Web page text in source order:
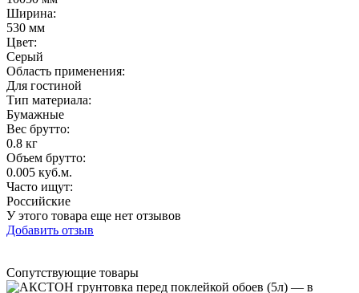
Ширина:
530 мм
Цвет:
Серый
Область применения:
Для гостиной
Тип материала:
Бумажные
Вес брутто:
0.8 кг
Объем брутто:
0.005 куб.м.
Часто ищут:
Российские
У этого товара еще нет отзывов
Добавить отзыв
Сопутствующие товары